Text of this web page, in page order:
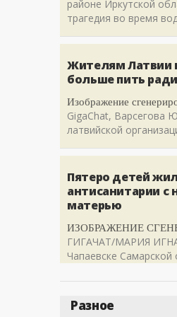
районе Иркутской
трагедия во время
Жителям Латвии
больше пить
Изображение
GigaChat, Варсегова
латвийской
Пятеро детей
антисанитарии с
матерью
ИЗОБРАЖЕНИЕ
ГИГАЧАТ/МАРИЯ
Чапаевске Самарской
Разное